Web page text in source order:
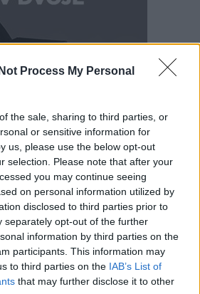
Process My Personal
the sale, sharing to third parties, or
or sensitive information for
us, please use the below opt-out
selection. Please note that after your
you may continue seeing
on personal information utilized by
disclosed to third parties prior to
separately opt-out of the further
information by third parties on the
participants. This information may
to third parties on the IAB’s List of
that may further disclose it to other